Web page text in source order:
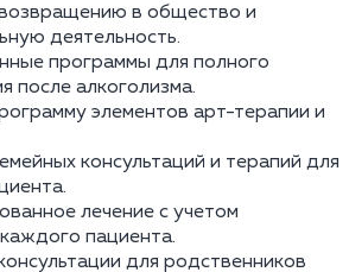
в общество и
деятельность.
программы для полного
после алкоголизма.
элементов арт-терапии и
консультаций и терапий для
лечение с учетом
пациента.
для родственников